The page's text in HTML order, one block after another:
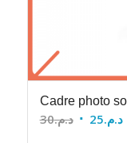
Cadre photo
د.م.30
Le
د.م.25
Le